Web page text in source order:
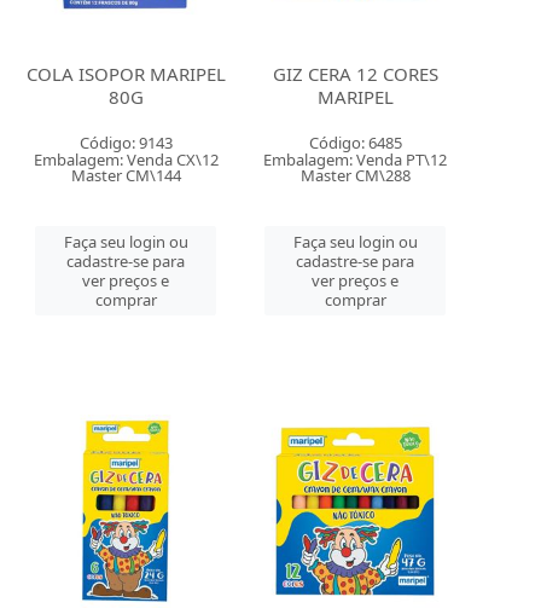
COLA ISOPOR MARIPEL
80G
Código: 9143
Embalagem: Venda CX\12
Master CM\144
Faça seu login ou
cadastre-se para
ver preços e
comprar
GIZ CERA 12 CORES
MARIPEL
Código: 6485
Embalagem: Venda PT\12
Master CM\288
Faça seu login ou
cadastre-se para
ver preços e
comprar